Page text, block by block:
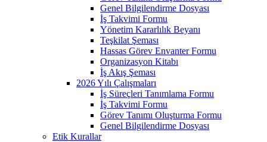
Genel Bilgilendirme Dosyası
İş Takvimi Formu
Yönetim Kararlılık Beyanı
Teşkilat Şeması
Hassas Görev Envanter Formu
Organizasyon Kitabı
İş Akış Şeması
2026 Yılı Çalışmaları
İş Süreçleri Tanımlama Formu
İş Takvimi Formu
Görev Tanımı Oluşturma Formu
Genel Bilgilendirme Dosyası
Etik Kurallar